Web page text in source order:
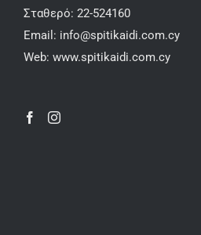
Σταθερό: 22-524160
Email: info@spitikaidi.com.cy
Web: www.spitikaidi.com.cy